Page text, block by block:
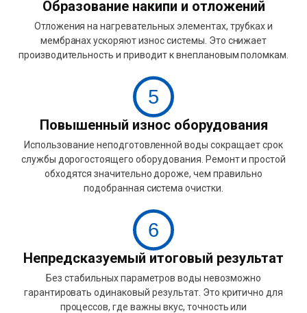
Образование накипи и отложений
Отложения на нагревательных элементах, трубках и
мембранах ускоряют износ системы. Это снижает
производительность и приводит к внеплановым поломкам.
5
Повышенный износ оборудования
Использование неподготовленной воды сокращает срок
службы дорогостоящего оборудования. Ремонт и простой
обходятся значительно дороже, чем правильно
подобранная система очистки.
6
Непредсказуемый итоговый результат
Без стабильных параметров воды невозможно
гарантировать одинаковый результат. Это критично для
процессов, где важны вкус, точность или